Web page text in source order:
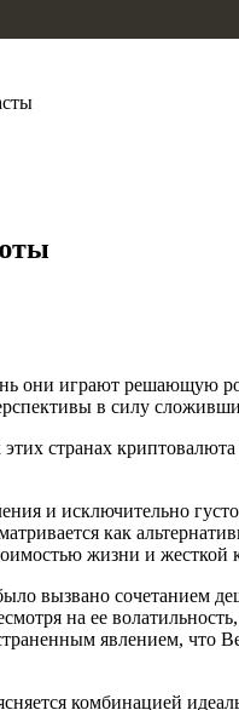
они играют решающую
в силу
странах криптовалюта
и исключительно
как
жизни и жесткой
вызвано сочетанием
на ее
явлением, что
комбинацией